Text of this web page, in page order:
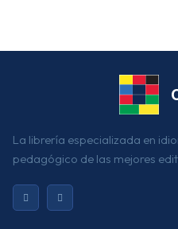
La librería especializada en
pedagógico de las mejores